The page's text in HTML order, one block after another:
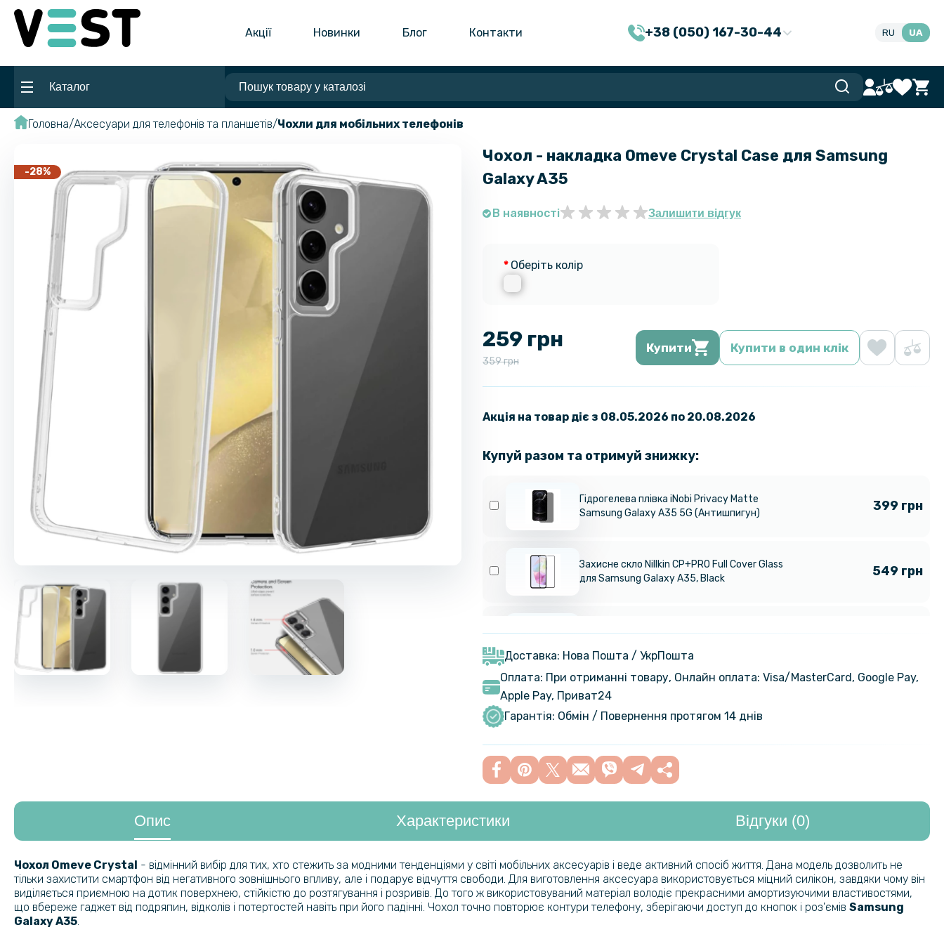
Акції Новинки Блог Контакти +38 (050) 167-30-44 RU UA
Каталог
Головна Аксесуари для телефонів та планшетів Чохли для мобільних телефонів
-28%
Чохол - накладка Omeve Crystal Case для Samsung
Galaxy A35
В наявності Залишити відгук
Оберіть колір
259 грн
359 грн
Купити Купити в один клік
Акція на товар діє з 08.05.2026 по 20.08.2026
Купуй разом та отримуй знижку:
Гідрогелева плівка iNobi Privacy Matte
Samsung Galaxy A35 5G​​ (Антишпигун)
399 грн
Захисне скло Nillkin CP+PRO Full Cover Glass
для Samsung Galaxy A35, Black
549 грн
Film для Samsung Galaxy A35 5G​​​ на задню
панель, Transparent
Захисне скло Privacy Full Screen для
Samsung Galaxy A35 5G / A55 5G, Black
Протиударна гідрогелева плівка Hydrogel
Film для Samsung Galaxy M55 5G​​​ на задню
панель, Transparent
Гідрогелева плівка iNobi Matte для Samsung
Galaxy M55 5G​​​ на задню панель, Матова
299 грн
Протиударна гідрогелева плівка Hydrogel
Film для Samsung Galaxy M35 5G​​​ на задню
панель, Transparent
159 грн
199 грн
Доставка: Нова Пошта / УкрПошта
Оплата: При отриманні товару, Онлайн оплата: Visa/MasterСard, Google Pay,
Apple Pay, Приват24
Гарантія: Обмін / Повернення протягом 14 днів
Опис Характеристики Відгуки (0)
Чохол Omeve Crystal - відмінний вибір для тих, хто стежить за модними тенденціями у світі мобільних аксесуарів і веде активний спосіб життя. Дана модель дозволить не
тільки захистити смартфон від негативного зовнішнього впливу, але і подарує відчуття свободи. Для виготовлення аксесуара використовується міцний силікон, завдяки чому він
виділяється приємною на дотик поверхнею, стійкістю до розтягування і розривів. До того ж використовуваний матеріал володіє прекрасними амортизуючими властивостями,
що вбереже гаджет від подряпин, відколів і потертостей навіть при його падінні. Чохол точно повторює контури телефону, зберігаючи доступ до кнопок і роз'ємів Samsung
Galaxy A35